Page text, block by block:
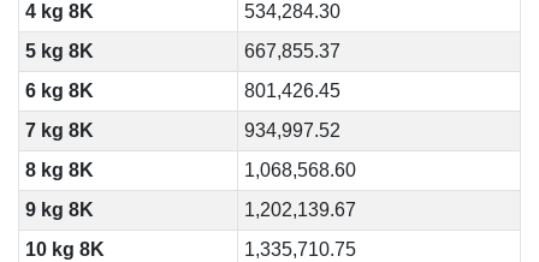
4 kg 8K
534,284.30
5 kg 8K
667,855.37
6 kg 8K
801,426.45
7 kg 8K
934,997.52
8 kg 8K
1,068,568.60
9 kg 8K
1,202,139.67
10 kg 8K
1,335,710.75